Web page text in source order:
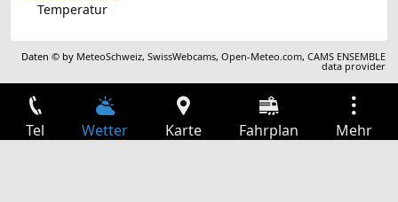
Temperatur
Daten © by MeteoSchweiz,SwissWebcams,Open-Meteo.com,CAMS ENSEMBLE
data provider
Tel Wetter Karte Fahrplan Mehr